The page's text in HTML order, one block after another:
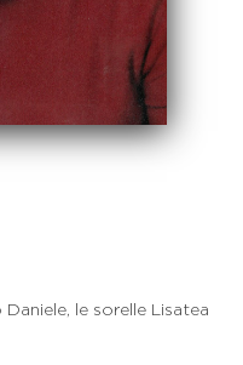
le sorelle Lisatea